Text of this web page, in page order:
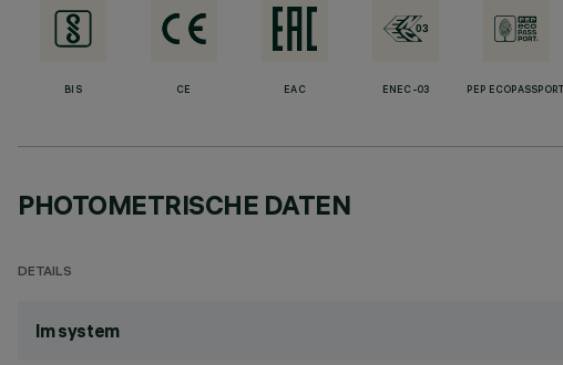
BIS CE EAC ENEC-03 PEP ECOPASSPORT
PHOTOMETRISCHE DATEN
DETAILS
lm system